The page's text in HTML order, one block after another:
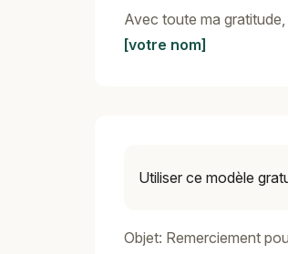
Avec toute ma gratitude,
[votre nom]
Utiliser ce modèle
Objet: Remerciement